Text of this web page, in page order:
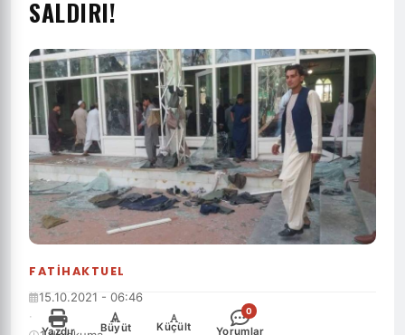
FATIHAKTUEL
SALDIRI!
15.10.2021 - 06:46
·
Yazdır
+
Büyüt
-
Küçült
0
Yorumlar